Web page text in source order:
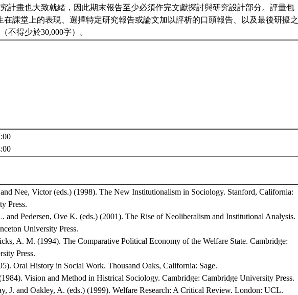
計畫也大致就緒，因此期末報告至少必須作完文獻探討與研究設計部分。評量包
在課堂上的表現、選擇特定研究報告或論文加以評析的口頭報告、以及最後研擬之
不得少於30,000字）。
Nee, Victor (eds.) (1998). The New Institutionalism in Sociology. Stanford, California:
Press.
and Pedersen, Ove K. (eds.) (2001). The Rise of Neoliberalism and Institutional Analysis.
University Press.
A. M. (1994). The Comparative Political Economy of the Welfare State. Cambridge:
Press.
Oral History in Social Work. Thousand Oaks, California: Sage.
Vision and Method in Histrical Sociology. Cambridge: Cambridge University Press.
J. and Oakley, A. (eds.) (1999). Welfare Research: A Critical Review. London: UCL.